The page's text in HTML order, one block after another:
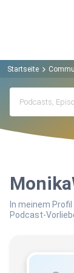
Startseite
In meinem
Podcast-